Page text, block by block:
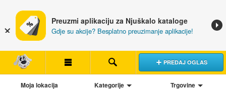
Preuzmi aplikaciju za Njuškalo kataloge
Gdje su akcije? Besplatno preuzimanje aplikacije!
PREDAJ OGLAS
Moja lokacija Kategorije Trgovine